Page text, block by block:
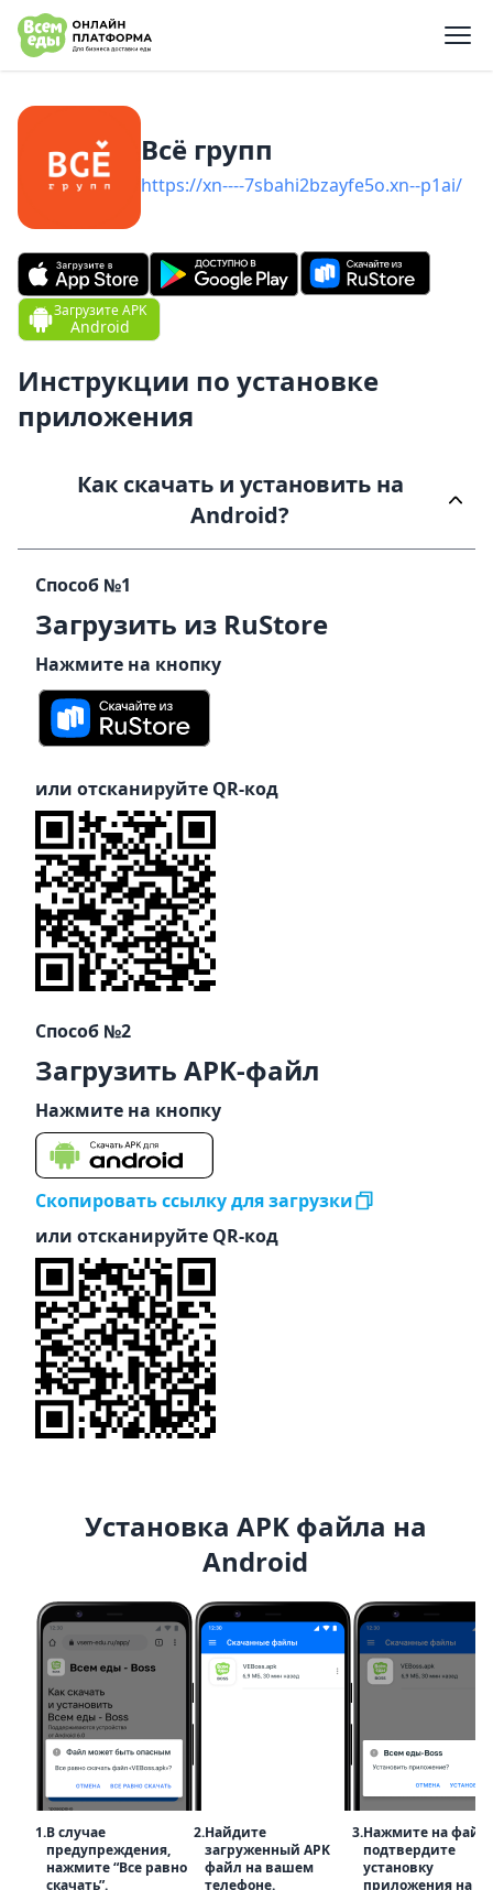
Всё групп
https://xn----7sbahi2bzayfe5o.xn--p1ai/
Загрузите APK
Android
Инструкции по установке
приложения
Как скачать и установить на
Android?
Способ №1
Загрузить из RuStore
Нажмите на кнопку
или отсканируйте QR-код
Способ №2
Загрузить APK-файл
Нажмите на кнопку
Скопировать ссылку для загрузки
или отсканируйте QR-код
Установка APK файла на
Android
1.В случае
предупреждения,
нажмите “Все равно
скачать”.
2.Найдите
загруженный APK
файл на вашем
телефоне.
3.Нажмите на файл
подтвердите
установку
приложения на
menu